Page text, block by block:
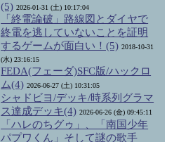
(5) 2026-01-31 (土) 10:17:04
「終電論破」路線図とダイヤで
終電を逃していないことを証明
するゲームが面白い！(5) 2018-10-31
(水) 23:16:15
FEDA(フェーダ)SFC版/ハックロ
ム(4) 2026-06-27 (土) 10:31:05
シャドビヨ/デッキ/時系列グラマ
ス達成デッキ(4) 2026-06-26 (金) 09:45:11
「ハレのちグゥ」、「南国少年
パプワくん」そして謎の歌手